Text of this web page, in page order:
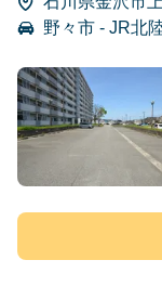
野々市 - JR北